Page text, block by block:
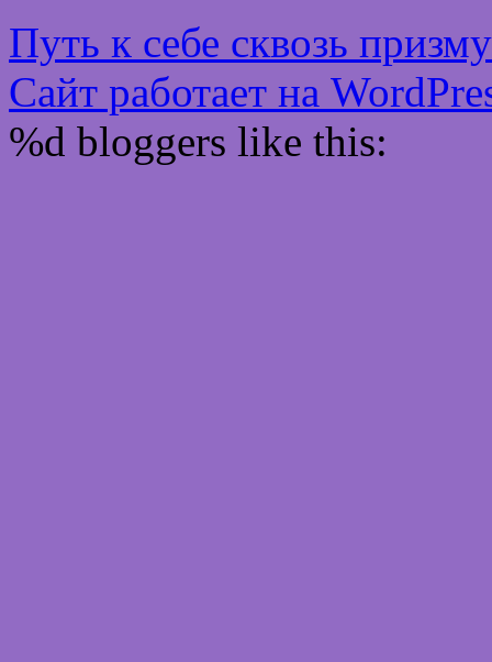
Путь к себе сквозь
Сайт работает на
%d bloggers like this: